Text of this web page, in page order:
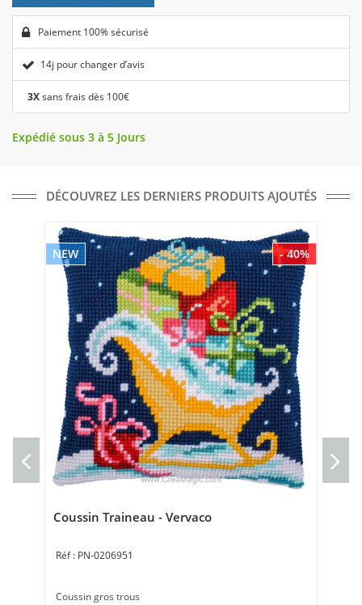
Paiement 100% sécurisé
14j pour changer d’avis
3Xsans frais dès 100€
Expédié sous 3 à 5 Jours
DÉCOUVREZ LES DERNIERS PRODUITS AJOUTÉS
- 40%
NEW
Coussin Traineau - Vervaco
PN-0206951
Coussin gros trous